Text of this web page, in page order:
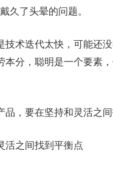
久了头晕的问题。
术迭代太快，可能还
分，聪明是一个要素
，要在坚持和灵活之间